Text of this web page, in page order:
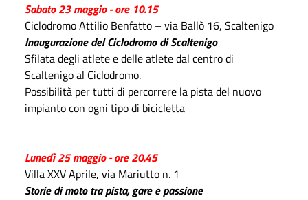
Sabato 23 maggio - ore 10.15
Ciclodromo Attilio Benfatto – via Ballò 16, Scaltenigo
Inaugurazione del Ciclodromo di Scaltenigo
Sfilata degli atlete e delle atlete dal centro di
Scaltenigo al Ciclodromo.
Possibilità per tutti di percorrere la pista del nuovo
impianto con ogni tipo di bicicletta
Lunedì 25 maggio - ore 20.45
Villa XXV Aprile, via Mariutto n. 1
Storie di moto tra pista, gare e passione